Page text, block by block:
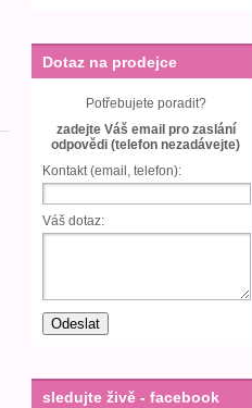
Dotaz na prodejce
Potřebujete poradit?
zadejte Váš email pro zaslání
odpovědi (telefon nezadávejte)
Kontakt (email, telefon):
Váš dotaz:
sledujte živě - facebook